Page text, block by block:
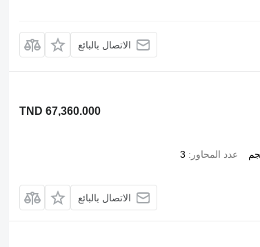
الاتصال بالبائع
TND 67,360.000
عدد المحاور
3
الاتصال بالبائع